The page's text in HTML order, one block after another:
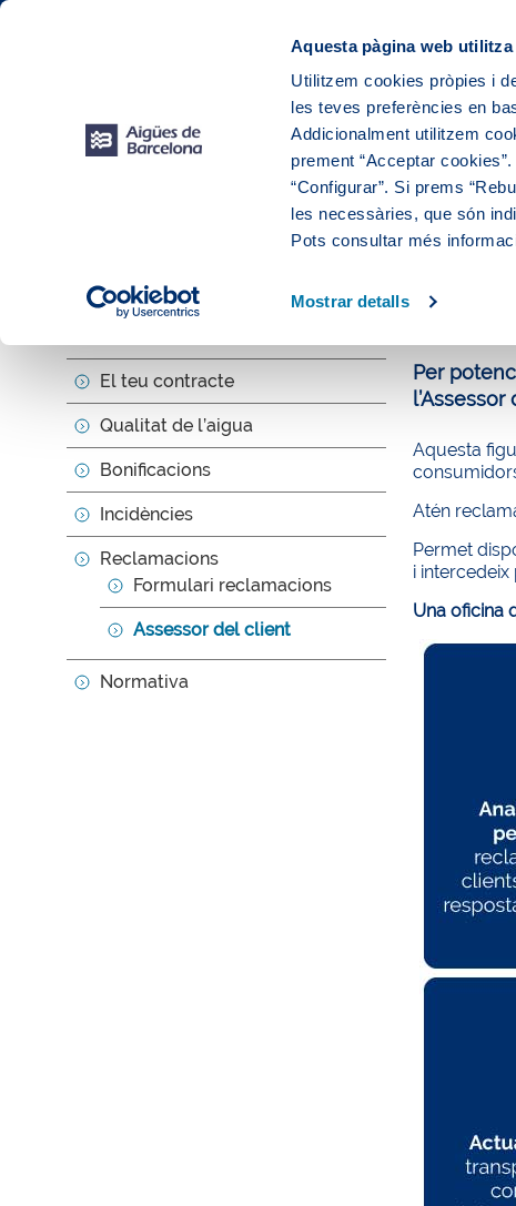
Aquesta pàgina web
Utilitzem cookies pròpies i
les teves preferències en
Addicionalment utilitzem
prement “Acceptar
“Configurar”. Si prems
les necessàries, que són
Pots consultar més
Mostrar detalls
El teu
El teu contracte
Qualitat de l’aigua
Bonificacions
Incidències
Reclamacions
Formulari reclamacions
Assessor del client
Normativa
El teu servei
Per
Aquesta
Atén
Permet
i
Una oficina